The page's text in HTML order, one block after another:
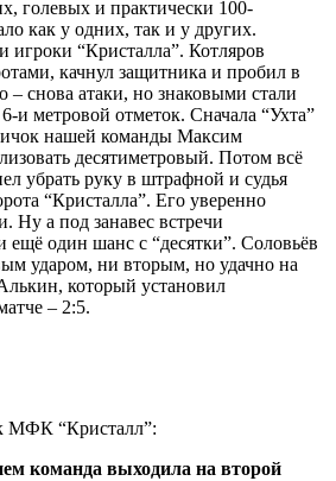
голевых и практически 100-
как у одних, так и у других.
игроки “Кристалла”. Котляров
качнул защитника и пробил в
– снова атаки, но знаковыми стали
и метровой отметок. Сначала “Ухта”
нашей команды Максим
десятиметровый. Потом всё
убрать руку в штрафной и судья
“Кристалла”. Его уверенно
Ну а под занавес встречи
один шанс с “десятки”. Соловьёв
ударом, ни вторым, но удачно на
который установил
– 2:5.
МФК “Кристалл”:
команда выходила на второй